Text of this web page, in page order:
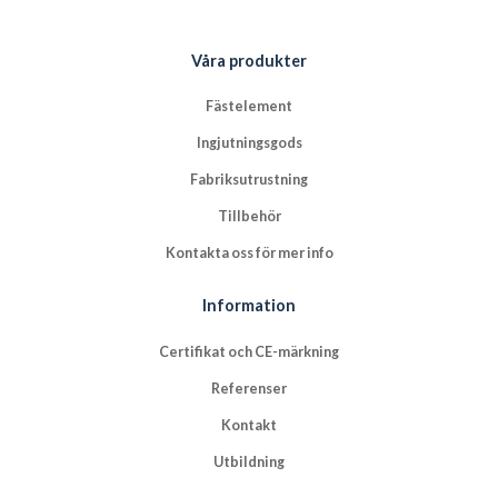
Våra produkter
Fästelement
Ingjutningsgods
Fabriksutrustning
Tillbehör
Kontakta oss för mer info
Information
Certifikat och CE-märkning
Referenser
Kontakt
Utbildning